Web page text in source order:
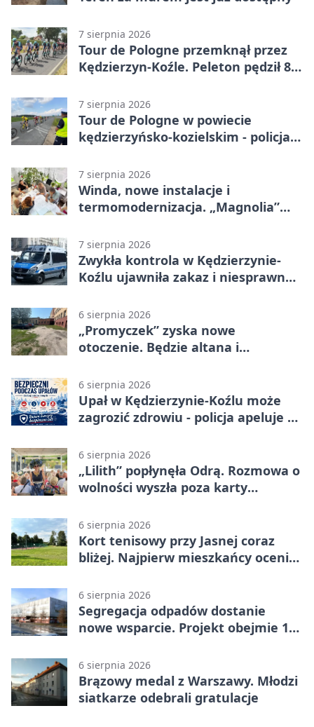
7 sierpnia 2026
Tour de Pologne przemknął przez
Kędzierzyn-Koźle. Peleton pędził 80
7 sierpnia 2026
Tour de Pologne w powiecie
kędzierzyńsko-kozielskim - policja
7 sierpnia 2026
Winda, nowe instalacje i
termomodernizacja. „Magnolia”
7 sierpnia 2026
Zwykła kontrola w Kędzierzynie-
Koźlu ujawniła zakaz i niesprawne
6 sierpnia 2026
„Promyczek” zyska nowe
otoczenie. Będzie altana i
6 sierpnia 2026
Upał w Kędzierzynie-Koźlu może
zagrozić zdrowiu - policja apeluje o
6 sierpnia 2026
„Lilith” popłynęła Odrą. Rozmowa o
wolności wyszła poza karty
6 sierpnia 2026
Kort tenisowy przy Jasnej coraz
bliżej. Najpierw mieszkańcy ocenią
6 sierpnia 2026
Segregacja odpadów dostanie
nowe wsparcie. Projekt obejmie 15
6 sierpnia 2026
Brązowy medal z Warszawy. Młodzi
siatkarze odebrali gratulacje